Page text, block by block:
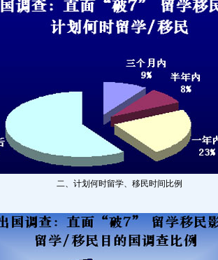
二、计划何时留学、移民时间比例